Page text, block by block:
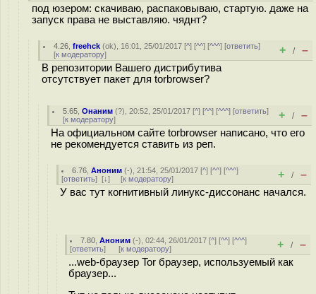
под юзером: скачиваю, распаковываю, стартую. даже на
запуск права не выставляю. чяднт?
4.26 ,freehck (ok), 16:01, 25/01/2017 [^] [^^] [^^^] [ответить]
[к модератору] + / –
В репозитории Вашего дистрибутива
отсутствует пакет для torbrowser?
5.65 ,Онаним (?), 20:52, 25/01/2017 [^] [^^] [^^^] [ответить]
[к модератору] + / –
На официальном сайте torbrowser написано, что его
не рекомендуется ставить из реп.
6.76 ,Аноним (-), 21:54, 25/01/2017 [^] [^^] [^^^]
[ответить] [↓] [к модератору] + / –
У вас тут когнитивный линукс-диссонанс начался.
7.80 ,Аноним (-), 02:44, 26/01/2017 [^] [^^] [^^^]
[ответить] [к модератору] + / –
...web-браузер Tor браузер, используемый как
браузер...